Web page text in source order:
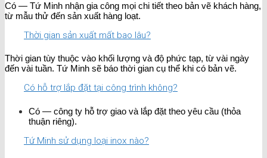
Có — Tứ Minh nhận gia công mọi chi tiết theo bản vẽ khách hàng,
từ mẫu thử đến sản xuất hàng loạt.
Thời gian sản xuất mất bao lâu?
Thời gian tùy thuộc vào khối lượng và độ phức tạp, từ vài ngày
đến vài tuần. Tứ Minh sẽ báo thời gian cụ thể khi có bản vẽ.
Có hỗ trợ lắp đặt tại công trình không?
Có — công ty hỗ trợ giao và lắp đặt theo yêu cầu (thỏa
thuận riêng).
Tứ Minh sử dụng loại inox nào?